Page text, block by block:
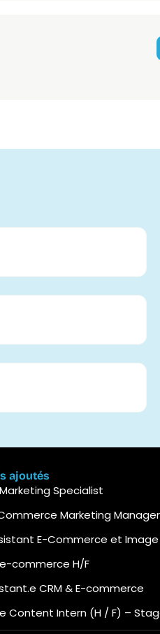
ajoutés
Specialist
Marketing
E-Commerce et Image
commerce H/F
CRM & E-commerce
Content Intern (H / F) –